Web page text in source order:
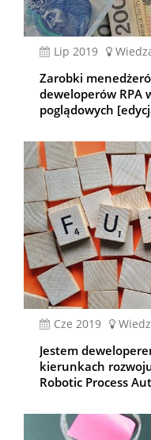
lip 2019
Zarobki
deweloperów RPA
poglądowych
cze 2019
Jestem
kierunkach
Robotic Process